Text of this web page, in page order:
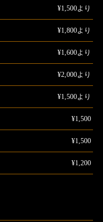
¥1,500より
¥1,800より
¥1,600より
¥2,000より
¥1,500より
¥1,500
¥1,500
¥1,200